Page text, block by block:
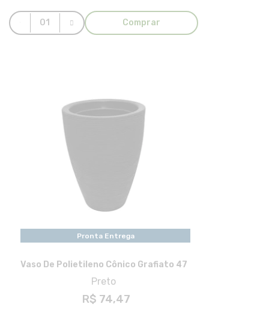
Comprar
Pronta Entrega
Vaso De Polietileno Cônico Grafiato 47
Preto
R$ 74,47